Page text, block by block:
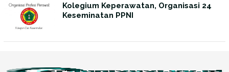
Kolegium Keperawatan, Organisasi 24
Keseminatan PPNI